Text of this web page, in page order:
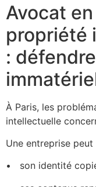
Avocat
propriété
:
À Paris, les
intellectuelle
Une entreprise peut
•⁠ ⁠ son identité